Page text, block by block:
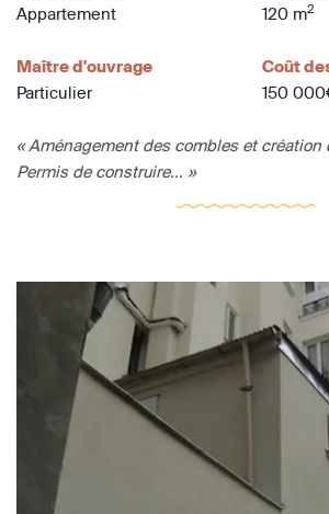
Appartement
120 m2
Maître d'ouvrage
Particulier
Coût
150
« Aménagement des combles et création
Permis de construire... »